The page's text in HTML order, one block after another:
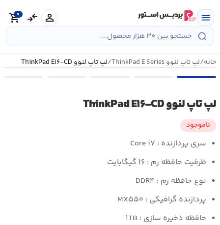
به
محتوا
menu
person
compare_arrows
shopping_cart
0
خانه/لپ تاپ لنوو ThinkPad E Series /لپ تاپ لنوو ThinkPad E۱۶-CD
لپ تاپ لنوو ThinkPad E۱۶-CD
ناموجود
سری پردازنده : Core i۷
ظرفیت حافظه رم : ۱۶ گیگابایت
نوع حافظه رم : DDR۴
پردازنده گرافیکی : MX۵۵۰
حافظه ذخیره سازی : ۱TB